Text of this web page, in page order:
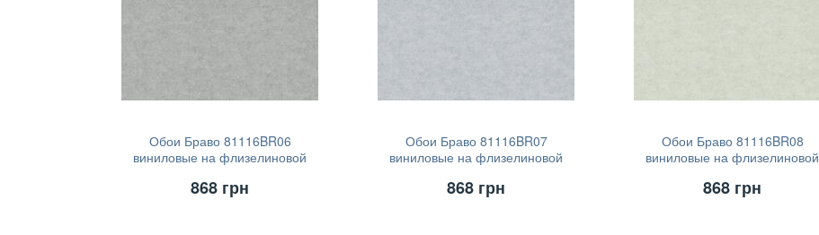
Обои Браво 81116BR06
виниловые на флизелиновой
868 грн
Обои Браво 81116BR07
виниловые на флизелиновой
868 грн
Обои Браво 81116BR08
виниловые на флизелиновой
868 грн